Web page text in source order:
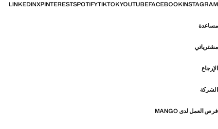
INSTAGRAM
FACEBOOK
YOUTUBE
TIKTOK
SPOTIFY
PINTEREST
X
LINKEDIN
مساعدة
مشترياتي
الإرجاع
الشركة
فرص العمل لدى MANGO